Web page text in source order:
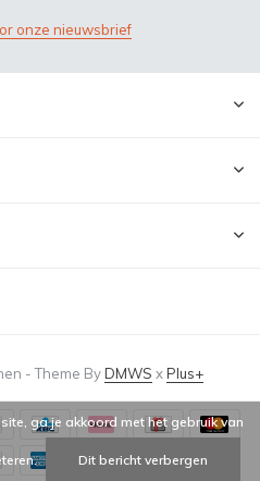
onze nieuwsbrief
- Theme ByDMWS xPlus+
ga je akkoord met het gebruik van
Dit bericht verbergen